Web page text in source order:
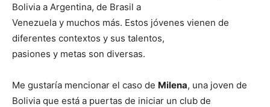
Bolivia a Argentina, de Brasil a
Venezuela y muchos más. Estos jóvenes vienen de
diferentes contextos y sus talentos,
pasiones y metas son diversas.
Me gustaría mencionar el caso de Milena, una joven de
Bolivia que está a puertas de iniciar un club de